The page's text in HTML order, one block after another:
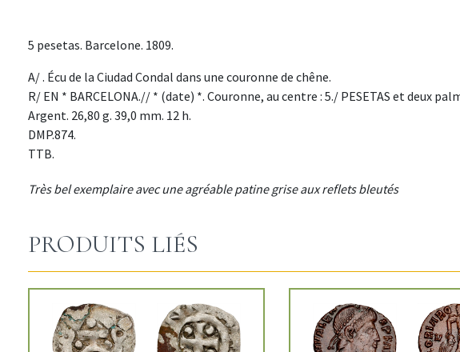
5 pesetas. Barcelone. 1809.
A/ . Écu de la Ciudad Condal dans une couronne de chêne.
R/ EN * BARCELONA.// * (date) *. Couronne, au centre : 5./ PESETAS et deux
Argent. 26,80 g. 39,0 mm. 12 h.
DMP.874.
TTB.
Très bel exemplaire avec une agréable patine grise aux reflets bleutés
PRODUITS LIÉS